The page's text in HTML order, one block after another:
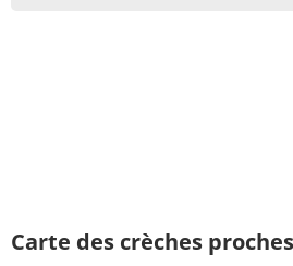
Carte des crèches